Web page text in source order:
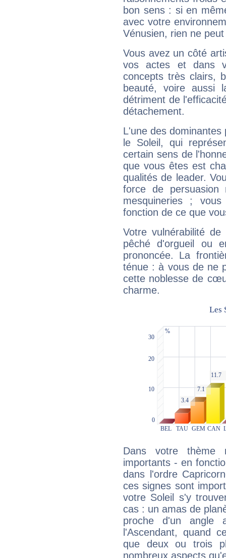
bon sens : si en
avec votre
Vénusien, rien ne
Vous avez un côté
vos actes et dans
concepts très clairs,
beauté, voire aussi
détriment de
détachement.
L'une des
le Soleil, qui
certain sens de
que vous êtes est
qualités de leader.
force de
mesquineries ;
fonction de ce que
Votre vulnérabilité
pêché d'orgueil ou
prononcée. La
ténue : à vous de ne
cette noblesse de
charme.
Dans votre thème
importants - en
dans l'ordre
ces signes sont
votre Soleil s'y
cas : un amas de
proche d'un
l'Ascendant, quand
que deux ou trois
nombreux aspects